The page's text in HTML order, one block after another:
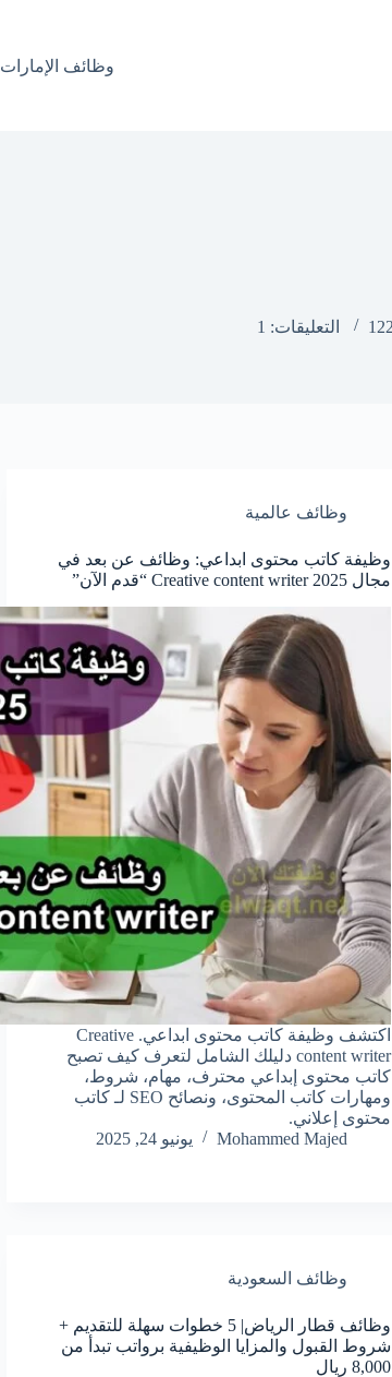
وظائف الإمارات
التعليقات: 1
وظائف عالمية
وظيفة كاتب محتوى ابداعي: وظائف عن بعد في
مجال Creative content writer 2025 “قدم الآن”
اكتشف وظيفة كاتب محتوى ابداعي. Creative
content writer دليلك الشامل لتعرف كيف تصبح
كاتب محتوى إبداعي محترف، مهام، شروط،
ومهارات كاتب المحتوى، ونصائح SEO لـ كاتب
محتوى إعلاني.
Mohammed Majed
يونيو 24, 2025
وظائف السعودية
وظائف قطار الرياض| 5 خطوات سهلة للتقديم +
شروط القبول والمزايا الوظيفية برواتب تبدأ من
8,000 ريال